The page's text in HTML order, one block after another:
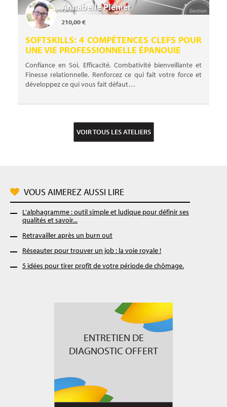
Annabelle Plenier
210,00 €
SOFTSKILLS: 4 COMPÉTENCES CLEFS POUR
UNE VIE PROFESSIONNELLE ÉPANOUIE
Confiance en Soi, Efficacité, Combativité bienveillante et
Finesse relationnelle. Renforcez ce qui fait votre force et
développez ce qui vous fait défaut…
VOIR TOUS LES ATELIERS
VOUS AIMEREZ AUSSI LIRE
L'alphagramme : outil simple et ludique pour définir ses
qualités et savoir...
Retravailler après un burn out
Réseauter pour trouver un job : la voie royale !
5 idées pour tirer profit de votre période de chômage.
ENTRETIEN DE
DIAGNOSTIC OFFERT